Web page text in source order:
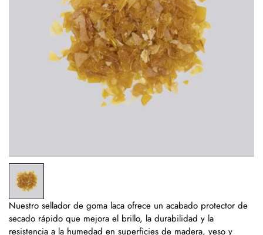
Nuestro sellador de goma laca ofrece un acabado protector de
secado rápido que mejora el brillo, la durabilidad y la
resistencia a la humedad en superficies de madera, yeso y